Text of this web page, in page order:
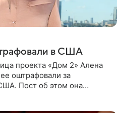
в США
проекта «Дом 2» Алена
оштрафовали за
Пост об этом она